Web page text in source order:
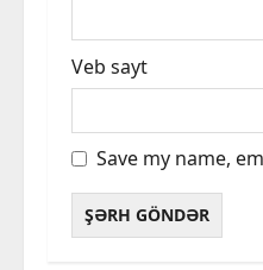
Veb sayt
Save my name,